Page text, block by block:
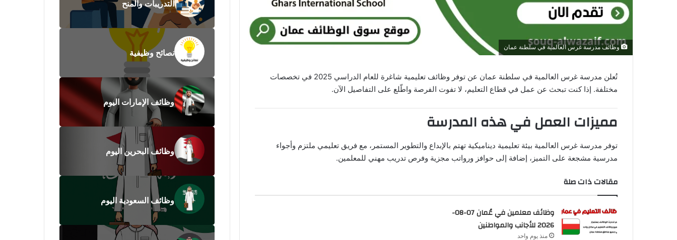
وظائف مدرسة غرس العالمية في سلطنة عمان
تُعلن مدرسة غرس العالمية في سلطنة عمان عن توفر وظائف تعليمية شاغرة للعام الدراسي 2025 في تخصصات
مختلفة. إذا كنت تبحث عن عمل في قطاع التعليم، لا تفوت الفرصة واطّلع على التفاصيل الآن.
مميزات العمل في هذه المدرسة
توفر مدرسة غرس العالمية بيئة تعليمية ديناميكية تهتم بالإبداع والتطوير المستمر، مع فريق تعليمي ملتزم وأجواء
مدرسية مشجعة على التميز، إضافة إلى حوافز ورواتب مجزية وفرص تدريب مهني للمعلمين.
مقالات ذات صلة
وظائف معلمين في عُمان 07-08-
2026 للأجانب والمواطنين
منذ يوم واحد
التدريبات والمنح
نصائح وظيفية
وظائف الإمارات اليوم
وظائف البحرين اليوم
وظائف السعودية اليوم